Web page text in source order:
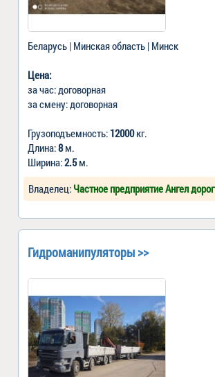
Беларусь | Минская область | Минск
Цена:
за час: договорная
за смену: договорная
Грузоподъемность: 12000кг.
Длина:8м.
Ширина:2.5м.
Владелец: Частное предприятие Ангел дорог
Гидроманипуляторы >>